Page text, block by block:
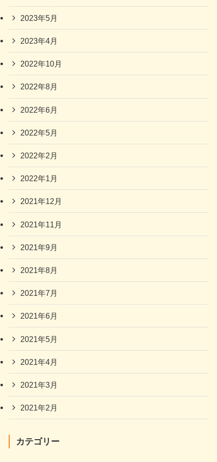
2023年5月
2023年4月
2022年10月
2022年8月
2022年6月
2022年5月
2022年2月
2022年1月
2021年12月
2021年11月
2021年9月
2021年8月
2021年7月
2021年6月
2021年5月
2021年4月
2021年3月
2021年2月
カテゴリー